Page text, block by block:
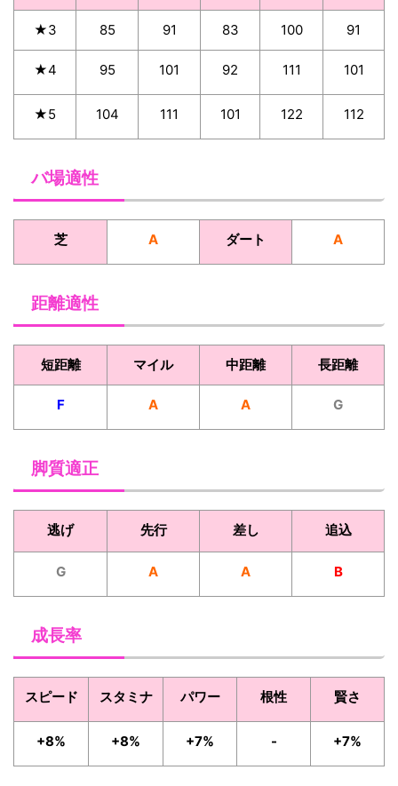
★3 85 91 83 100 91
★4 95 101 92 111 101
★5 104 111 101 122 112
バ場適性
芝 A ダート A
距離適性
短距離 マイル 中距離 長距離
F A A G
脚質適正
逃げ 先行 差し 追込
G A A B
成長率
スピード スタミナ パワー 根性 賢さ
+8% +8% +7% - +7%